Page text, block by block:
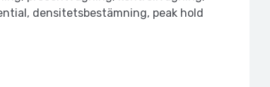
densitetsbestämning, peak hold